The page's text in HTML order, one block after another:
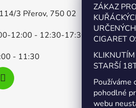
ZÁKAZ
CIGARET
STARŠÍ
Používáme
pohodlné
webu
3 Přerov, 750 02
12:00 - 12:30-17:30
- 11:30